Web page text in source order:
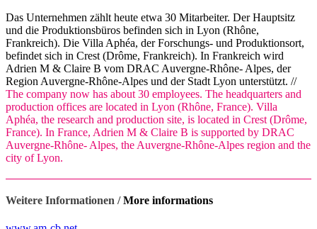
Das Unternehmen zählt heute etwa 30 Mitarbeiter. Der Hauptsitz
und die Produktionsbüros befinden sich in Lyon (Rhône,
Frankreich). Die Villa Aphéa, der Forschungs- und Produktionsort,
befindet sich in Crest (Drôme, Frankreich). In Frankreich wird
Adrien M & Claire B vom DRAC Auvergne-Rhône- Alpes, der
Region Auvergne-Rhône-Alpes und der Stadt Lyon unterstützt. //
The company now has about 30 employees. The headquarters and
production offices are located in Lyon (Rhône, France). Villa
Aphéa, the research and production site, is located in Crest (Drôme,
France). In France, Adrien M & Claire B is supported by DRAC
Auvergne-Rhône- Alpes, the Auvergne-Rhône-Alpes region and the
city of Lyon.
Weitere Informationen /More informations